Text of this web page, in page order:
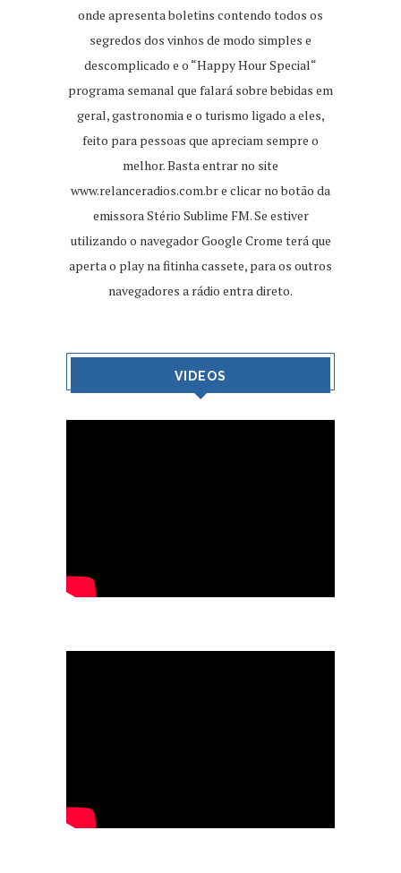
onde apresenta boletins contendo todos os
segredos dos vinhos de modo simples e
descomplicado e o “Happy Hour Special“
programa semanal que falará sobre bebidas em
geral, gastronomia e o turismo ligado a eles,
feito para pessoas que apreciam sempre o
melhor. Basta entrar no site
www.relanceradios.com.bre clicar no botão da
emissora Stério Sublime FM. Se estiver
utilizando o navegador Google Crome terá que
aperta o play na fitinha cassete, para os outros
navegadores a rádio entra direto.
VIDEOS